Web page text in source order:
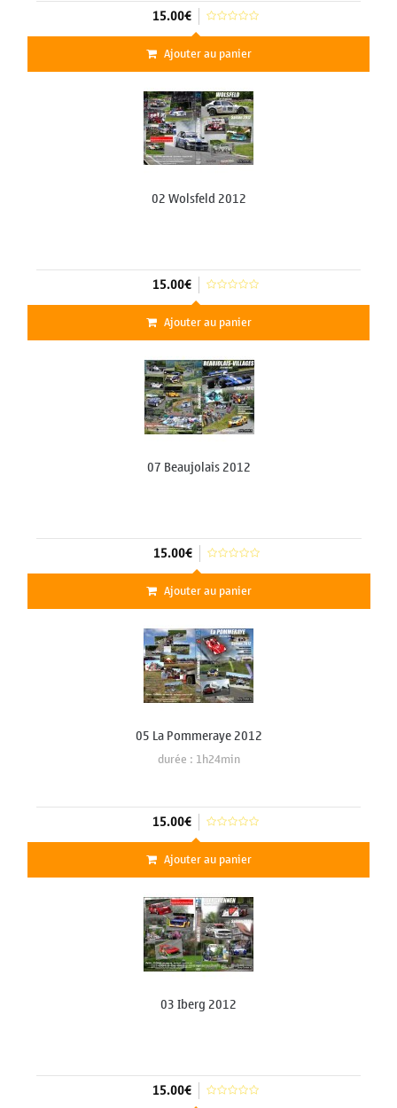
15.00€
Ajouter au panier
02 Wolsfeld 2012
15.00€
Ajouter au panier
07 Beaujolais 2012
15.00€
Ajouter au panier
05 La Pommeraye 2012
durée : 1h24min
15.00€
Ajouter au panier
03 Iberg 2012
15.00€